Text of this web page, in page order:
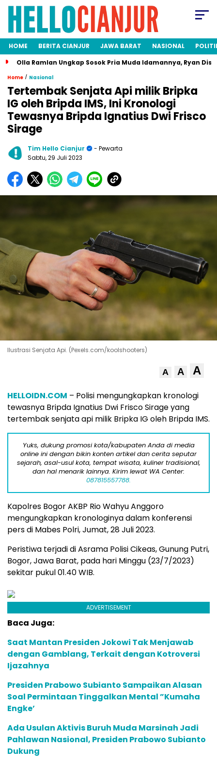
HOME BERITA CIANJUR JAWA BARAT NASIONAL
Olla Ramlan Ungkap Sosok Pria Muda Idamannya, Ryan
Home / Nasional
Tertembak Senjata Api milik Bripka
IG oleh Bripda IMS, Ini Kronologi
Tewasnya Bripda Ignatius Dwi Frisco
Sirage
Tim Hello Cianjur
- Pewarta
Sabtu, 29 Juli 2023
Ilustrasi Senjata Api. (Pexels.com/koolshooters)
A A A
HELLOIDN.COM – Polisi mengungkapkan kronologi
tewasnya Bripda Ignatius Dwi Frisco Sirage yang
tertembak senjata api milik Bripka IG oleh Bripda IMS.
Yuks, dukung promosi kota/kabupaten Anda di media
online ini dengan bikin konten artikel dan cerita seputar
sejarah, asal-usul kota, tempat wisata, kuliner tradisional,
dan hal menarik lainnya. Kirim lewat WA Center:
087815557788.
Kapolres Bogor AKBP Rio Wahyu Anggoro
mengungkapkan kronologinya dalam konferensi
pers di Mabes Polri, Jumat, 28 Juli 2023.
Peristiwa terjadi di Asrama Polisi Cikeas, Gunung Putri,
Bogor, Jawa Barat, pada hari Minggu (23/7/2023)
sekitar pukul 01.40 WIB.
ADVERTISEMENT
Baca Juga:
Saat Mantan Presiden Jokowi Tak Menjawab
dengan Gamblang, Terkait dengan Kotroversi
Ijazahnya
Presiden Prabowo Subianto Sampaikan Alasan
Soal Permintaan Tinggalkan Mental ”Kumaha
Engke’
Ada Usulan Aktivis Buruh Muda Marsinah Jadi
Pahlawan Nasional, Presiden Prabowo Subianto
Dukung